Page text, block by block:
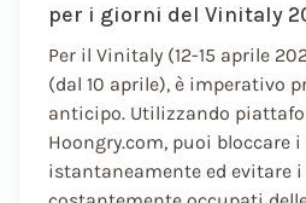
per i giorni del Vinitaly
Per il Vinitaly (12-15 aprile
(dal 10 aprile), è imperativo
anticipo. Utilizzando
Hoongry.com, puoi bloccare
istantaneamente ed evitare